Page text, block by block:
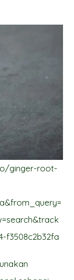
ginger-root-
f3508c2b32fa